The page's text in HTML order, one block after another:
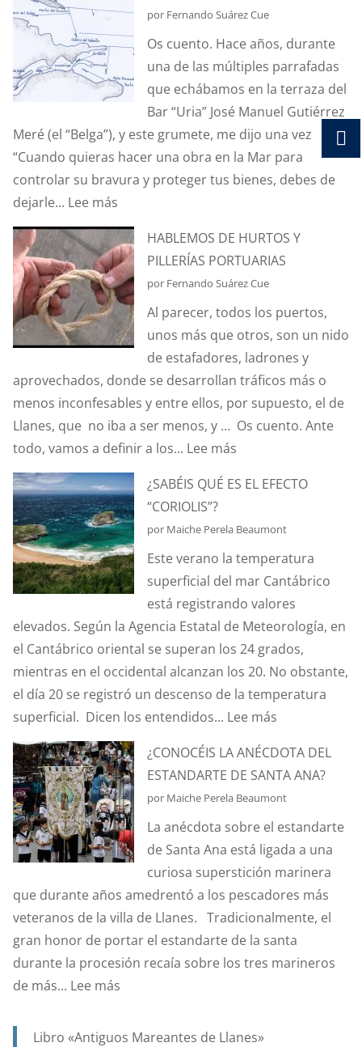
por Fernando Suárez Cue
Os cuento. Hace años, durante
una de las múltiples parrafadas
que echábamos en la terraza del
Bar “Uria” José Manuel Gutiérrez
Meré (el “Belga”), y este grumete, me dijo una vez
“Cuando quieras hacer una obra en la Mar para
controlar su bravura y proteger tus bienes, debes de
dejarle... Lee más:
EL
CAMINO
DE
LAS
OLAS
HABLEMOS DE HURTOS Y
PILLERÍAS PORTUARIAS
por Fernando Suárez Cue
Al parecer, todos los puertos,
unos más que otros, son un nido
de estafadores, ladrones y
aprovechados, donde se desarrollan tráficos más o
menos inconfesables y entre ellos, por supuesto, el de
Llanes, que no iba a ser menos, y … Os cuento. Ante
todo, vamos a definir a los... Lee más:
DE
Y
PILLERÍAS
PORTUARIAS
¿SABÉIS QUÉ ES EL EFECTO
“CORIOLIS”?
por Maiche Perela Beaumont
Este verano la temperatura
superficial del mar Cantábrico
está registrando valores
elevados. Según la Agencia Estatal de Meteorología, en
el Cantábrico oriental se superan los 24 grados,
mientras en el occidental alcanzan los 20. No obstante,
el día 20 se registró un descenso de la temperatura
superficial. Dicen los entendidos... Lee más:
QUÉ
ES
EL
EFECTO
“CORIOLIS”?
¿CONOCÉIS LA ANÉCDOTA DEL
ESTANDARTE DE SANTA ANA?
por Maiche Perela Beaumont
La anécdota sobre el estandarte
de Santa Ana está ligada a una
curiosa superstición marinera
que durante años amedrentó a los pescadores más
veteranos de la villa de Llanes. Tradicionalmente, el
gran honor de portar el estandarte de la santa
durante la procesión recaía sobre los tres marineros
de más... Lee más:
LA
Libro «Antiguos Mareantes de Llanes»